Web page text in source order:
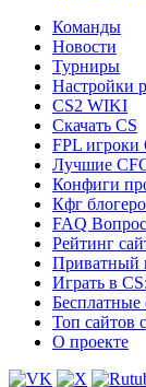
Команды
Новости
Турниры
Настройки
CS2 WIKI
Скачать CS
FPL игроки
Лучшие
Конфиги
Кфг
FAQ
Рейтинг
Приватный
Играть в
Топ сайтов
О проекте